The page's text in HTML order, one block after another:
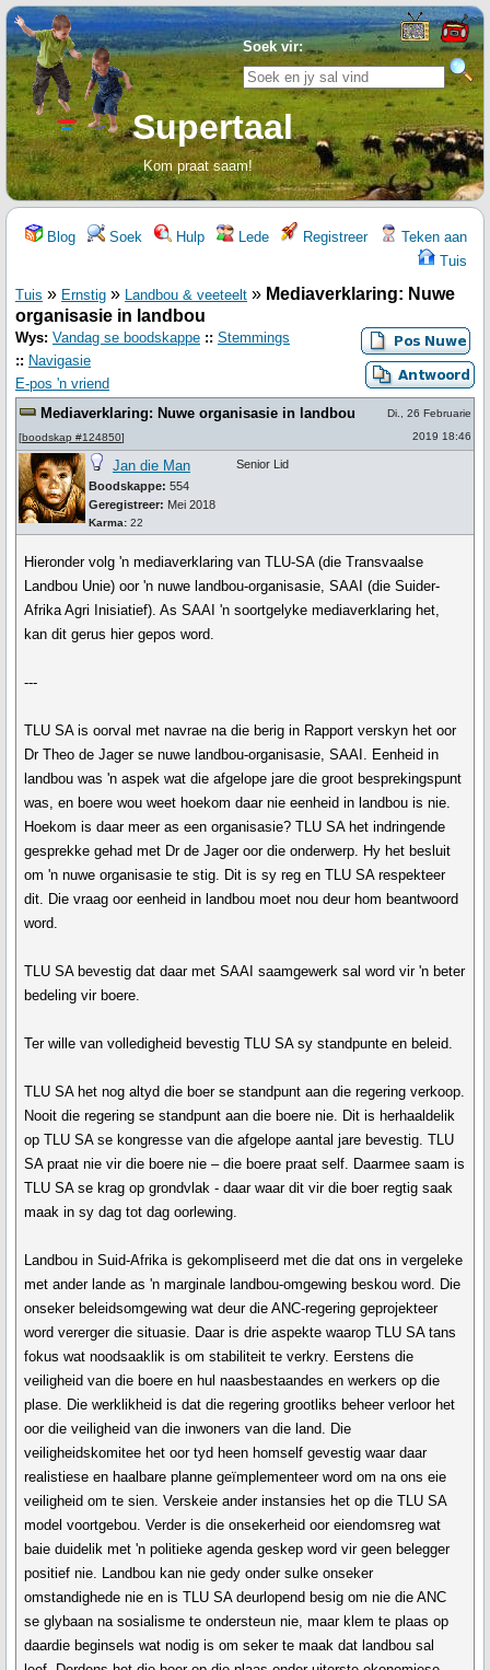
Soek vir:
Supertaal
Kom praat saam!
Blog Soek Hulp Lede Registreer
Teken aan
Tuis
Tuis » Ernstig » Landbou & veeteelt » Mediaverklaring: Nuwe
organisasie in landbou
Wys: Vandag se boodskappe :: Stemmings
:: Navigasie
E-pos 'n vriend
Mediaverklaring: Nuwe organisasie in landbou
[boodskap #124850]
Di., 26 Februarie
2019 18:46
Jan die Man
Boodskappe: 554
Geregistreer: Mei 2018
Karma: 22
Senior Lid
Hieronder volg 'n mediaverklaring van TLU-SA (die Transvaalse
Landbou Unie) oor 'n nuwe landbou-organisasie, SAAI (die Suider-
Afrika Agri Inisiatief). As SAAI 'n soortgelyke mediaverklaring het,
kan dit gerus hier gepos word.
---
TLU SA is oorval met navrae na die berig in Rapport verskyn het oor
Dr Theo de Jager se nuwe landbou-organisasie, SAAI. Eenheid in
landbou was 'n aspek wat die afgelope jare die groot besprekingspunt
was, en boere wou weet hoekom daar nie eenheid in landbou is nie.
Hoekom is daar meer as een organisasie? TLU SA het indringende
gesprekke gehad met Dr de Jager oor die onderwerp. Hy het besluit
om 'n nuwe organisasie te stig. Dit is sy reg en TLU SA respekteer
dit. Die vraag oor eenheid in landbou moet nou deur hom beantwoord
word.
TLU SA bevestig dat daar met SAAI saamgewerk sal word vir 'n beter
bedeling vir boere.
Ter wille van volledigheid bevestig TLU SA sy standpunte en beleid.
TLU SA het nog altyd die boer se standpunt aan die regering verkoop.
Nooit die regering se standpunt aan die boere nie. Dit is herhaaldelik
op TLU SA se kongresse van die afgelope aantal jare bevestig. TLU
SA praat nie vir die boere nie – die boere praat self. Daarmee saam is
TLU SA se krag op grondvlak - daar waar dit vir die boer regtig saak
maak in sy dag tot dag oorlewing.
Landbou in Suid-Afrika is gekompliseerd met die dat ons in vergeleke
met ander lande as 'n marginale landbou-omgewing beskou word. Die
onseker beleidsomgewing wat deur die ANC-regering geprojekteer
word vererger die situasie. Daar is drie aspekte waarop TLU SA tans
fokus wat noodsaaklik is om stabiliteit te verkry. Eerstens die
veiligheid van die boere en hul naasbestaandes en werkers op die
plase. Die werklikheid is dat die regering grootliks beheer verloor het
oor die veiligheid van die inwoners van die land. Die
veiligheidskomitee het oor tyd heen homself gevestig waar daar
realistiese en haalbare planne geïmplementeer word om na ons eie
veiligheid om te sien. Verskeie ander instansies het op die TLU SA
model voortgebou. Verder is die onsekerheid oor eiendomsreg wat
baie duidelik met 'n politieke agenda geskep word vir geen belegger
positief nie. Landbou kan nie gedy onder sulke onseker
omstandighede nie en is TLU SA deurlopend besig om nie die ANC
se glybaan na sosialisme te ondersteun nie, maar klem te plaas op
daardie beginsels wat nodig is om seker te maak dat landbou sal